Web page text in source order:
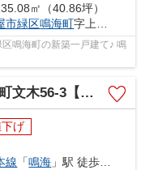
㎡（40.86坪）
市緑区鳴海町字上中町16-7
海町の新築一戸建て♪ 鳴
無料】新築一戸建て 1号棟
げ
線 「鳴海 」駅 徒歩16分